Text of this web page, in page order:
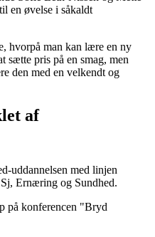
en øvelse i såkaldt
hvorpå man kan lære en ny
sætte pris på en smag, men
den med en velkendt og
af
uddannelsen med linjen
Ernæring og Sundhed.
på konferencen "Bryd